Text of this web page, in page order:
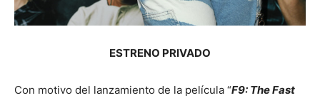
ESTRENO PRIVADO
Con motivo del lanzamiento de la película “F9: The Fast